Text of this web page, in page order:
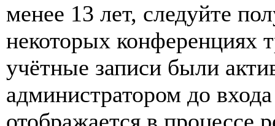
менее 13 лет, следуйте
некоторых конференциях
учётные записи были
администратором до